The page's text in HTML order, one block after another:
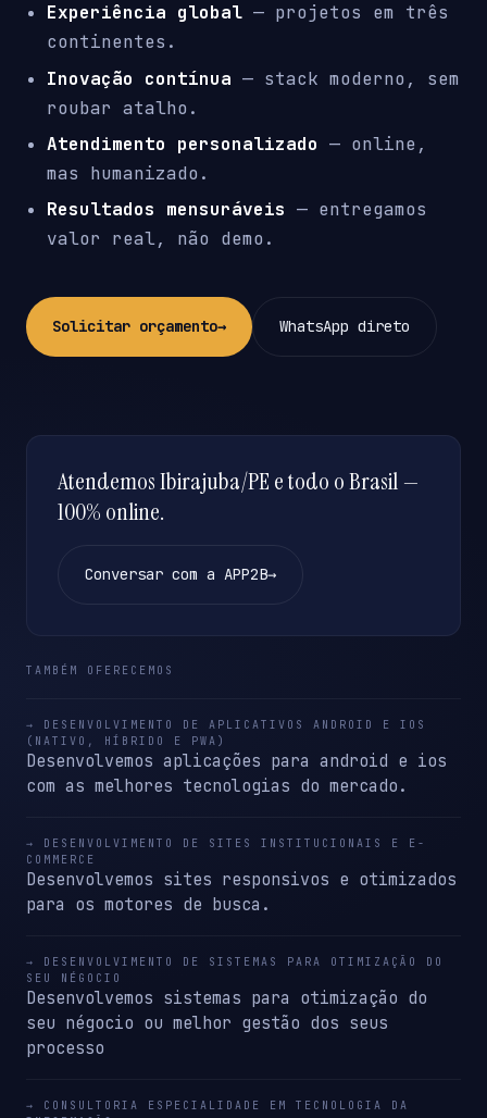
Experiência global — projetos em três
continentes.
Inovação contínua — stack moderno, sem
roubar atalho.
Atendimento personalizado — online,
mas humanizado.
Resultados mensuráveis — entregamos
valor real, não demo.
Solicitar orçamento→ WhatsApp direto
Atendemos Ibirajuba/PE e todo o Brasil —
100% online.
Conversar com a APP2B→
TAMBÉM OFERECEMOS
→ DESENVOLVIMENTO DE APLICATIVOS ANDROID E IOS
(NATIVO, HÍBRIDO E PWA)
Desenvolvemos aplicações para android e ios
com as melhores tecnologias do mercado.
→ DESENVOLVIMENTO DE SITES INSTITUCIONAIS E E-
COMMERCE
Desenvolvemos sites responsivos e otimizados
para os motores de busca.
→ DESENVOLVIMENTO DE SISTEMAS PARA OTIMIZAÇÃO DO
SEU NÉGOCIO
Desenvolvemos sistemas para otimização do
seu négocio ou melhor gestão dos seus
processo
→ CONSULTORIA ESPECIALIDADE EM TECNOLOGIA DA